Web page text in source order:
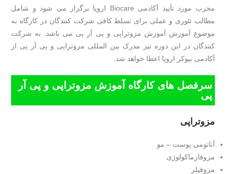
مجرب مورد تأیید آکادمی Biocare اروپا برگزار می شود و شامل
مطالب تئوری و عملی برای تسلط کافی شرکت کنندگان در کارگاه به
موضوع آموزش آموزش مزوتراپی و پی آر پی می باشد. به شرکت
کنندگان در این دوره نیز مدرک بین المللی مزوتراپی و پی آر پی از
آکادمی بیوکر اروپا اعطا خواهد شد.
سرفصل های کارگاه آموزش مزوتراپی و پی آر
پی
مزوتراپی
آناتومی پوست – مو
مزوفارماکولوژی
مزوفیلر